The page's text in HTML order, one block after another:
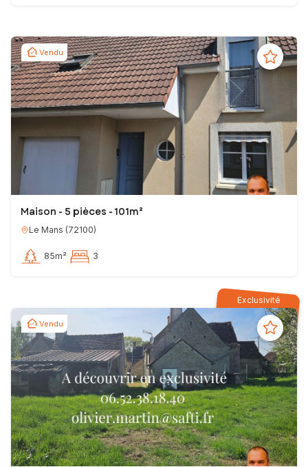
Vendu
Maison - 5 pièces - 101m²
Le Mans (72100)
85m² 3
Exclusivité
Vendu